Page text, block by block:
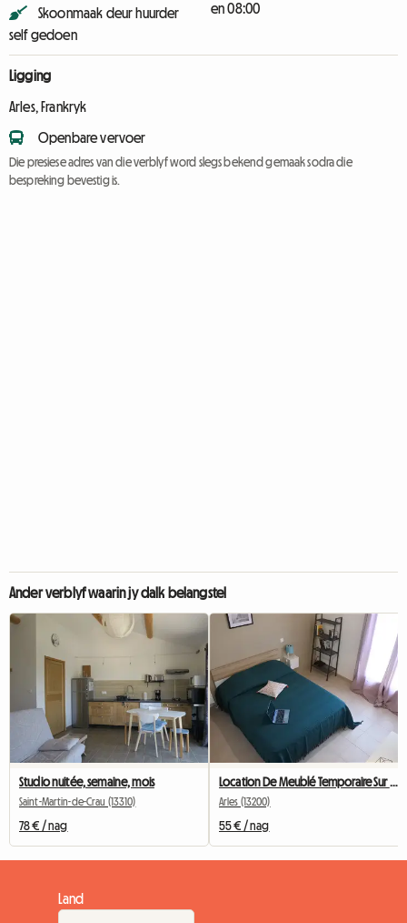
Skoonmaak deur huurder
self gedoen
en 08:00
Ligging
Arles, Frankryk
Openbare vervoer
Die presiese adres van die verblyf word slegs bekend gemaak sodra die
bespreking bevestig is.
Ander verblyf waarin jy dalk belangstel
Studio nuitée, semaine, mois
Saint-Martin-de-Crau (13310)
78 € / nag
Arles (13200)
55 € / nag
Land